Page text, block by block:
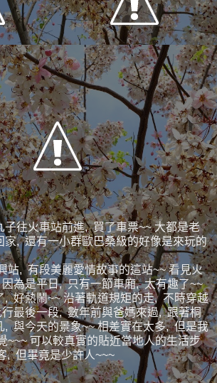
往火車站前進, 買了車票~~ 大都是老
家, 還有一小群歐巴桑級的好像是來玩的
站, 有段美麗愛情故事的這站~~ 看見火
為是平日, 只有一節車廂, 太有趣了~~
, 好熱鬧~~ 沿著軌道規矩的走, 不時穿越
最後一段, 數年前與爸媽來過, 跟著桐
, 與今天的景象~~ 相差實在太多, 但是我
~~~ 可以較真實的貼近當地人的生活步
, 但畢竟是少許人~~~